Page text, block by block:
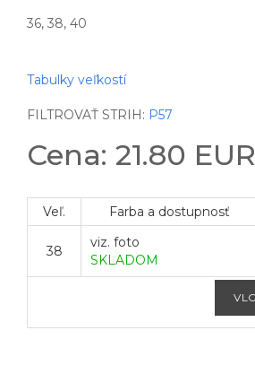
36, 38, 40
Tabulky veľkostí
FILTROVAŤ STRIH: P57
Cena: 21.80 EUR
Veľ. Farba a dostupnosť
38
viz. foto
SKLADOM